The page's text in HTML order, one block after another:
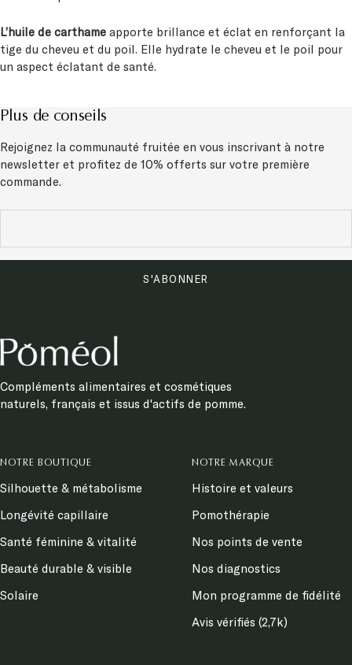
L’huile de carthame apporte brillance et éclat en renforçant la
tige du cheveu et du poil. Elle hydrate le cheveu et le poil pour
un aspect éclatant de santé.
Plus de conseils
Rejoignez la communauté fruitée en vous inscrivant à notre
newsletter et profitez de 10% offerts sur votre première
commande.
S'ABONNER
Compléments alimentaires et cosmétiques
naturels, français et issus d'actifs de pomme.
NOTRE BOUTIQUE
Silhouette & métabolisme
Longévité capillaire
Santé féminine & vitalité
Beauté durable & visible
Solaire
NOTRE MARQUE
Histoire et valeurs
Pomothérapie
Nos points de vente
Nos diagnostics
Mon programme de fidélité
Avis vérifiés (2,7k)